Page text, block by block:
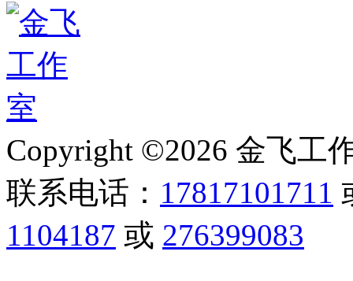
Copyright ©2026 金飞工
联系电话： 17817101711
1104187 或 276399083